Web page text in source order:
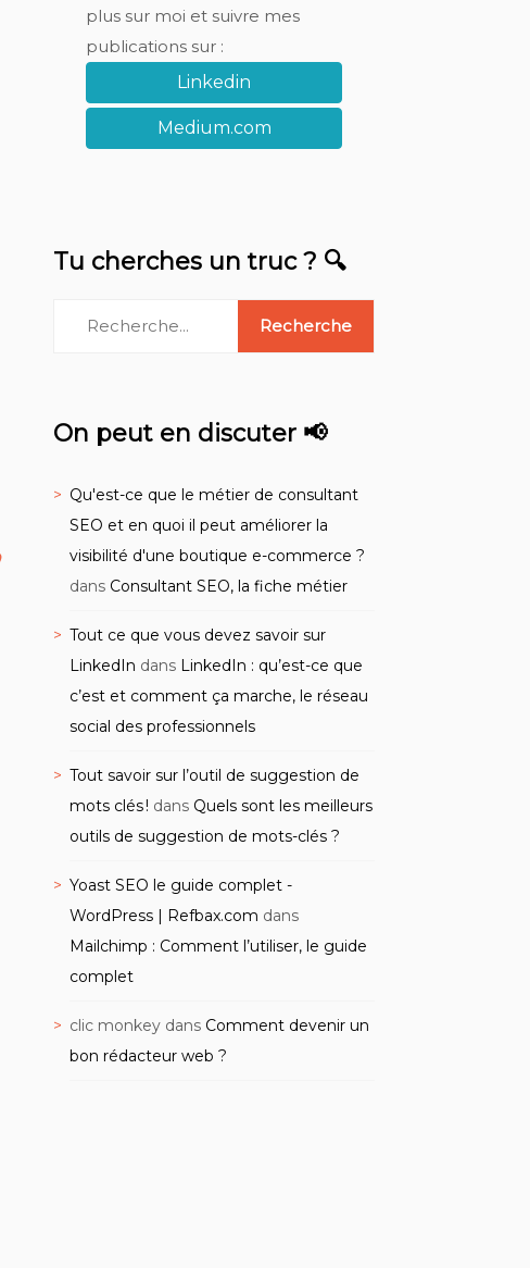
plus sur moi et suivre mes
publications sur :
Linkedin
Medium.com
Tu cherches un truc ? 🔍
On peut en discuter 📢
Qu'est-ce que le métier de consultant
SEO et en quoi il peut améliorer la
visibilité d'une boutique e-commerce ?
dans Consultant SEO, la fiche métier
Tout ce que vous devez savoir sur
LinkedIn dans LinkedIn : qu’est-ce que
c’est et comment ça marche, le réseau
social des professionnels
Tout savoir sur l’outil de suggestion de
mots clés ! dans Quels sont les meilleurs
outils de suggestion de mots-clés ?
Yoast SEO le guide complet -
WordPress | Refbax.com dans
Mailchimp : Comment l’utiliser, le guide
complet
clic monkey dans Comment devenir un
bon rédacteur web ?